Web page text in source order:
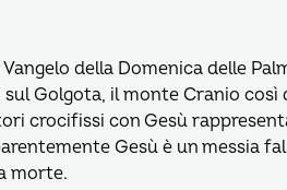
della Domenica delle
Golgota, il monte Cranio così
crocifissi con Gesù
Gesù è un messia
morte.